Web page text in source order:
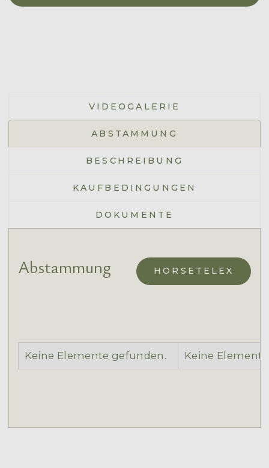
VIDEOGALERIE
ABSTAMMUNG
BESCHREIBUNG
KAUFBEDINGUNGEN
DOKUMENTE
Abstammung HORSETELEX
Keine Elemente gefunden. Keine